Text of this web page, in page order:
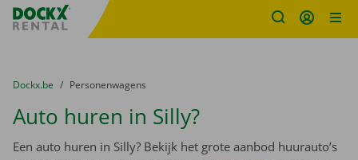
Fratello DEMO
U bevindt zich hier:
van
Dockx.be naar
Personenwagens
Auto huren in Silly?
Een auto huren in Silly? Bekijk het grote aanbod huurauto’s